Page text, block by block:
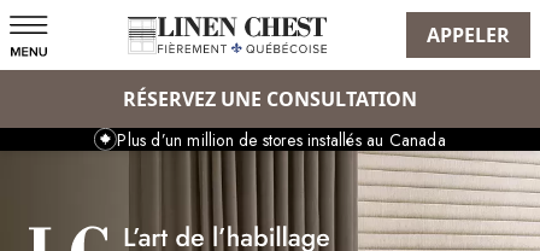
APPELER
RÉSERVEZ UNE CONSULTATION
Plus d’un million de stores installés au Canada